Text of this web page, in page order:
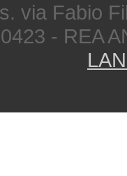
via Fabio
- REA